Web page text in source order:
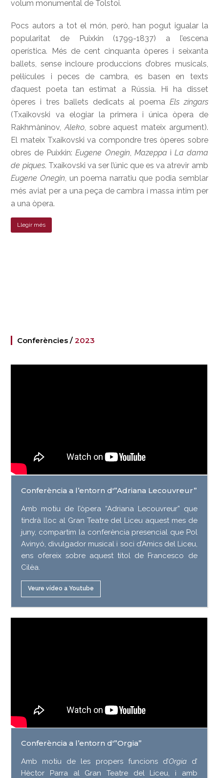
volum monumental de Tolstoi.
Pocs autors a tot el món, però, han pogut igualar la
popularitat de Puixkin (1799-1837) a l’escena
operística. Més de cent cinquanta òperes i seixanta
ballets, sense incloure produccions d’obres musicals,
pel·lícules i peces de cambra, es basen en texts
d’aquest poeta tan estimat a Rússia. Hi ha disset
òperes i tres ballets dedicats al poema Els zíngars
(Txaikovski va elogiar la primera i única òpera de
Rakhmàninov,Aleko , sobre aquest mateix argument).
El mateix Txaikovski va compondre tres òperes sobre
obres de Puixkin:Eugene Onegin Mazeppa i La dama
de piques. Txaikovski va ser l’únic que es va atrevir amb
Eugene Onegin , un poema narratiu que podia semblar
més aviat per a una peça de cambra i massa íntim per
a una òpera.
Llegir més
Conferències /2023
Conferència a l’entorn d'”Adriana Lecouvreur”
Amb motiu de l’òpera “Adriana Lecouvreur” que
tindrà lloc al Gran Teatre del Liceu aquest mes de
juny, compartim la conferència presencial que Pol
Avinyó, divulgador musical i soci d’Amics del Liceu,
ens ofereix sobre aquest títol de Francesco de
Cilèa.
Veure vídeo a Youtube
Conferència a l’entorn d'”Orgia”
Amb motiu de les propers funcions d’Orgiad’
Hèctor Parra al Gran Teatre del Liceu, i amb